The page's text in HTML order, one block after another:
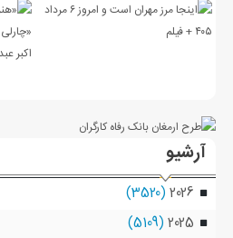
آرشیو
2026
(3520)
2025
(5109)